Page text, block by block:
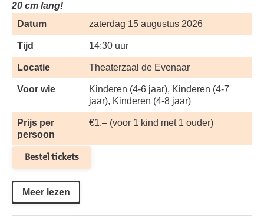
20 cm lang!
Datum
zaterdag 15 augustus 2026
Tijd 14:30 uur
Locatie Theaterzaal de Evenaar
Voor wie
Kinderen (4-6 jaar), Kinderen (4-7
jaar), Kinderen (4-8 jaar)
Prijs per
persoon
€1,– (voor 1 kind met 1 ouder)
Bestel tickets
Meer lezen